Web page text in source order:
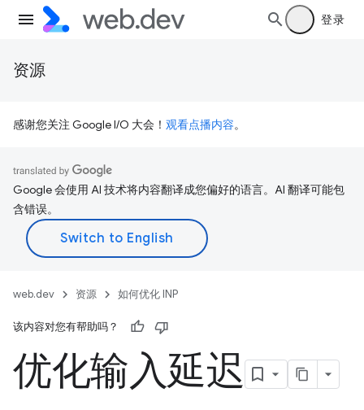
登录
资源
感谢您关注 Google I/O 大会！ 观看点播内容。
Google 会使用 AI 技术将内容翻译成您偏好的语言。AI 翻译可能包
含错误。
web.dev 资源 如何优化 INP
该内容对您有帮助吗？
优化输入延迟